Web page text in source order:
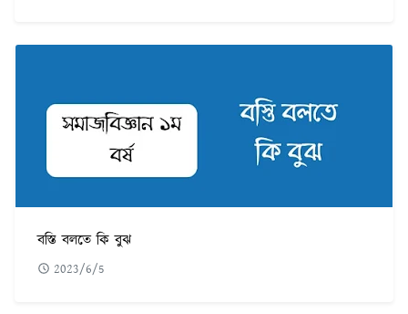
বস্তি বলতে কি বুঝ
2023/6/5